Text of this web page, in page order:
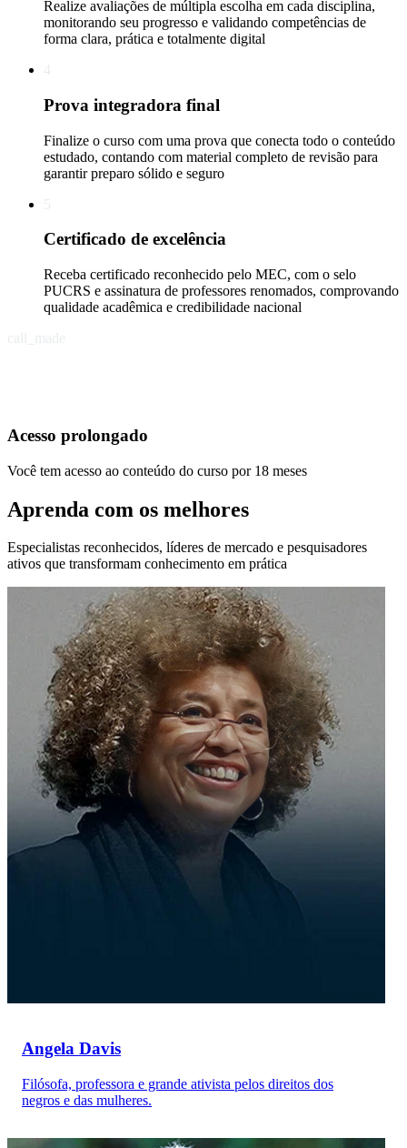
Realize avaliações de múltipla escolha em cada disciplina,
monitorando seu progresso e validando competências de
forma clara, prática e totalmente digital
Prova integradora final
Finalize o curso com uma prova que conecta todo o conteúdo
estudado, contando com material completo de revisão para
garantir preparo sólido e seguro
Certificado de excelência
Receba certificado reconhecido pelo MEC, com o selo
PUCRS e assinatura de professores renomados, comprovando
qualidade acadêmica e credibilidade nacional
Acesso prolongado
Você tem acesso ao conteúdo do curso por 18 meses
Aprenda com os melhores
Especialistas reconhecidos, líderes de mercado e pesquisadores
ativos que transformam conhecimento em prática
Angela Davis
Filósofa, professora e grande ativista pelos direitos dos
negros e das mulheres.